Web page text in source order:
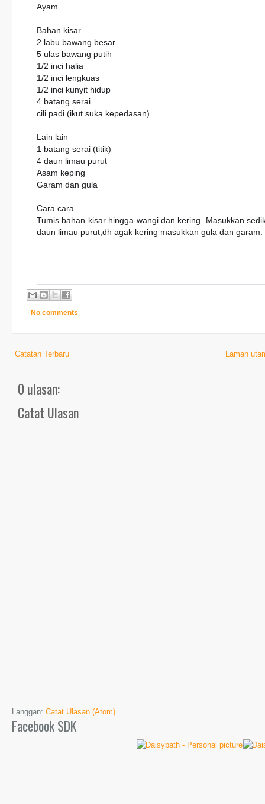
Ayam
Bahan kisar
2 labu bawang besar
5 ulas bawang putih
1/2 inci halia
1/2 inci lengkuas
1/2 inci kunyit hidup
4 batang serai
cili padi (ikut suka kepedasan)
Lain lain
1 batang serai (titik)
4 daun limau purut
Asam keping
Garam dan gula
Cara cara
Tumis bahan kisar hingga wangi dan kering. Masukkan
daun limau purut,dh agak kering masukkan gula dan garam.
| No comments
Catatan Terbaru Laman
0 ulasan:
Catat Ulasan
Langgan: Catat Ulasan (Atom)
Facebook SDK